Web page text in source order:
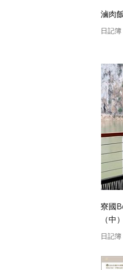
滷肉
日記簿
寮國
（中）
日記簿